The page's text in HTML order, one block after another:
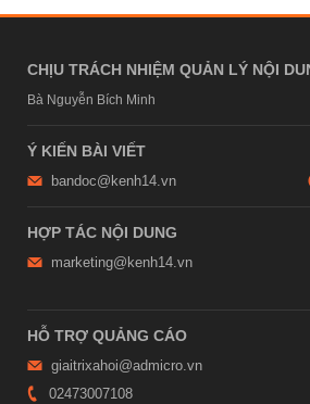
CHỊU TRÁCH NHIỆM QUẢN LÝ NỘI
Bà Nguyễn Bích Minh
Ý KIẾN BÀI VIẾT
bandoc@kenh14.vn
HỢP TÁC NỘI DUNG
marketing@kenh14.vn
HỖ TRỢ QUẢNG CÁO
giaitrixahoi@admicro.vn
02473007108